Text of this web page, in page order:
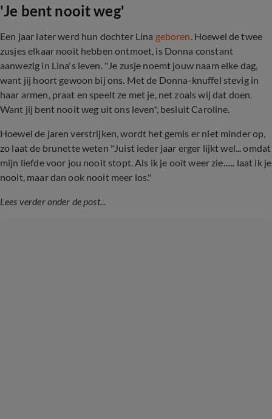
'Je bent nooit weg'
Een jaar later werd hun dochter Lina geboren. Hoewel de twee
zusjes elkaar nooit hebben ontmoet, is Donna constant
aanwezig in Lina's leven. "Je zusje noemt jouw naam elke dag,
want jij hoort gewoon bij ons. Met de Donna-knuffel stevig in
haar armen, praat en speelt ze met je, net zoals wij dat doen.
Want jij bent nooit weg uit ons leven", besluit Caroline.
Hoewel de jaren verstrijken, wordt het gemis er niet minder op,
zo laat de brunette weten "Juist ieder jaar erger lijkt wel... omdat
mijn liefde voor jou nooit stopt. Als ik je ooit weer zie...... laat ik je
nooit, maar dan ook nooit meer los."
Lees verder onder de post...